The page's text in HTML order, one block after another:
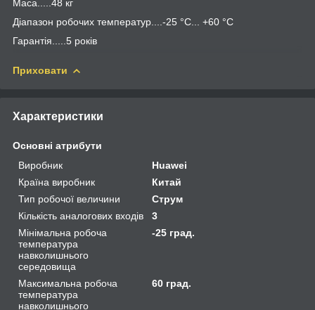
Маса.....48 кг
Діапазон робочих температур....-25 °C... +60 °C
Гарантія.....5 років
Приховати
Характеристики
Основні атрибути
Виробник
Huawei
Країна виробник
Китай
Тип робочої величини
Струм
Кількість аналогових входів
3
Мінімальна робоча
температура
навколишнього
середовища
-25 град.
Максимальна робоча
температура
навколишнього
60 град.